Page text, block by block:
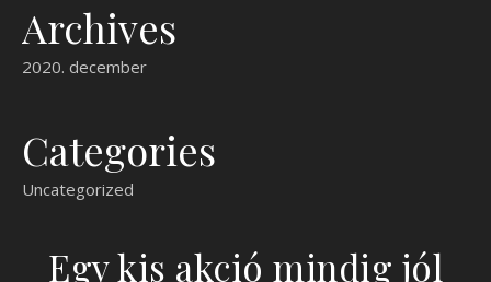
Archives
2020. december
Categories
Uncategorized
Egy kis akció mindig jól